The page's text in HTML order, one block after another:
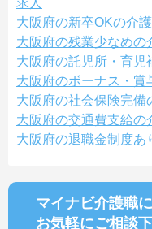
大阪府の新卒OKの介
大阪府の残業少なめの
大阪府の託児所・育児
大阪府のボーナス・賞
大阪府の社会保険完備
大阪府の交通費支給の
大阪府の退職金制度あ
マイナビ介護職に
お気軽にご相談